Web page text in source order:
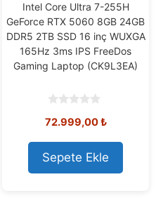
Intel Core Ultra 7-255H
GeForce RTX 5060 8GB 24GB
DDR5 2TB SSD 16 inç WUXGA
165Hz 3ms IPS FreeDos
Gaming Laptop (CK9L3EA)
o
t
o
f
5
72.999,00₺
Sepete Ekle